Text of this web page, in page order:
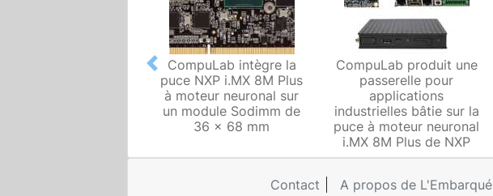
CompuLab intègre la
puce NXP i.MX 8M Plus
à moteur neuronal sur
un module Sodimm de
36 x 68 mm
CompuLab produit une
passerelle pour
applications
industrielles bâtie sur la
puce à moteur neuronal
i.MX 8M Plus de NXP
Previous
Contact A propos de L'Embarqué